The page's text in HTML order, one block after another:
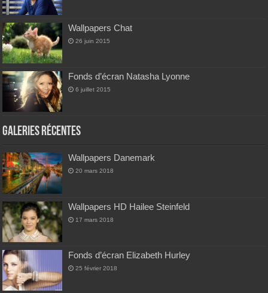
Wallpapers Chat
26 juin 2015
Fonds d’écran Natasha Lyonne
6 juillet 2015
Galeries Récentes
Wallpapers Danemark
20 mars 2018
Wallpapers HD Hailee Steinfeld
17 mars 2018
Fonds d’écran Elizabeth Hurley
25 février 2018